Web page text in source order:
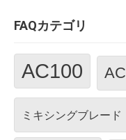
FAQカテゴリ
AC100
ミキシングブレード